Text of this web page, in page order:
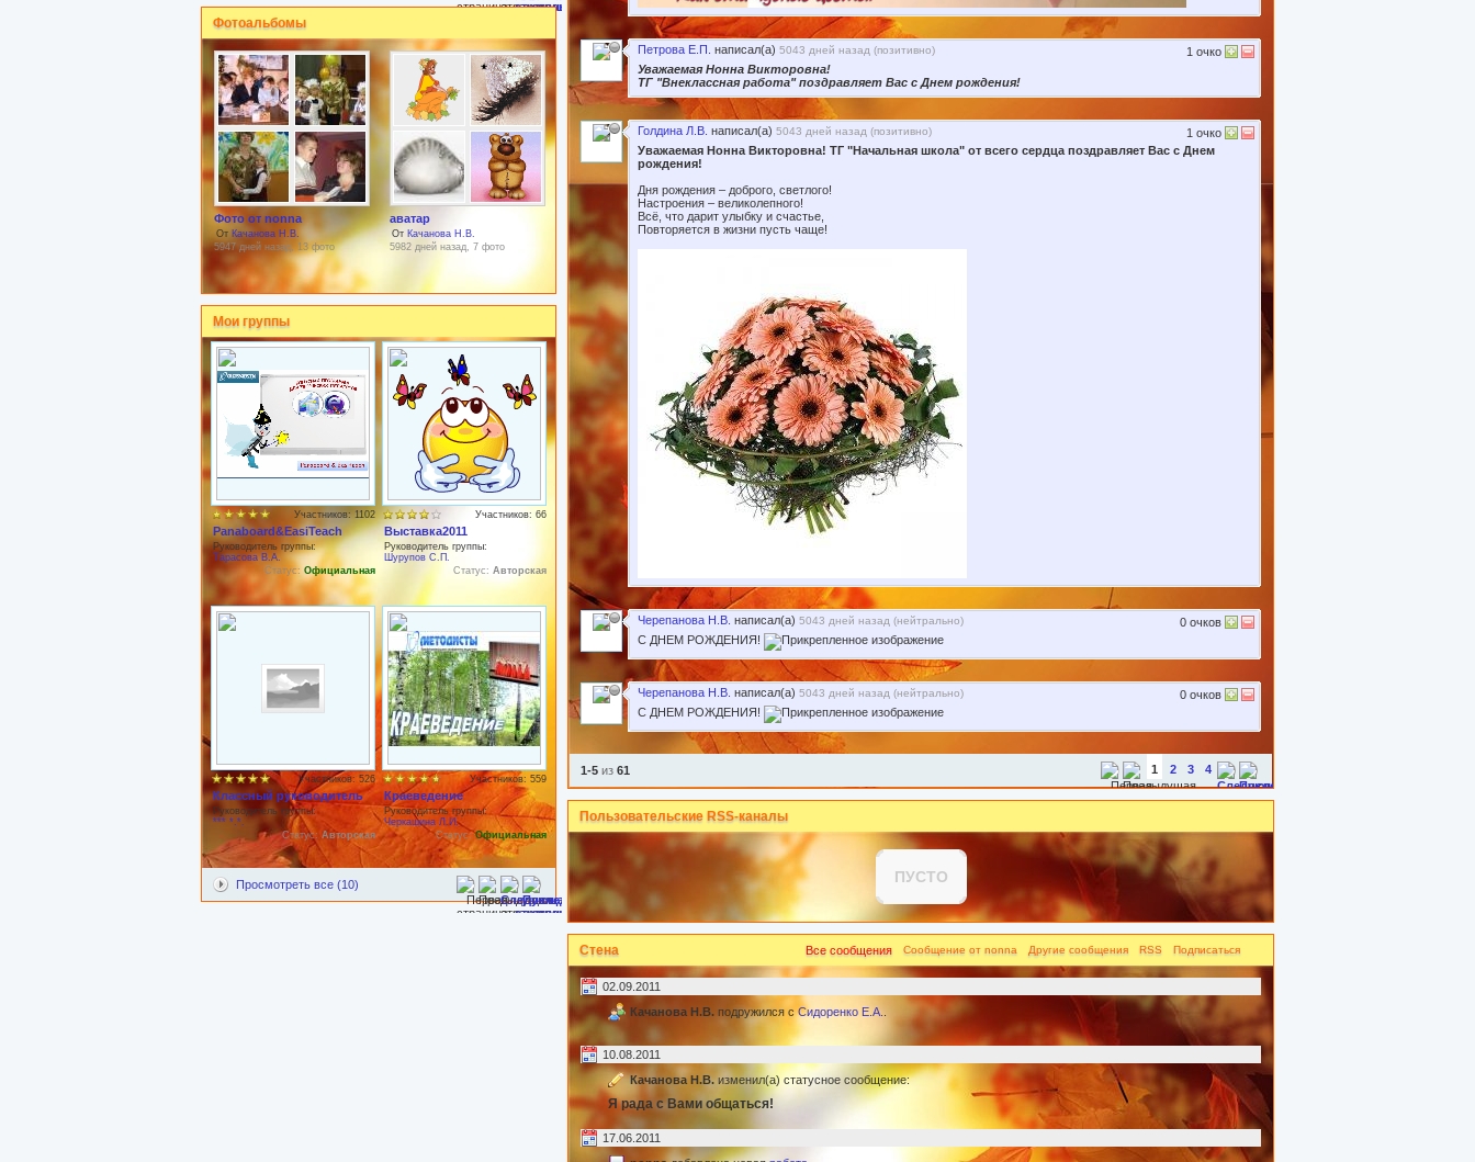
Фотоальбомы
Фото от nonna
От Качанова Н.В.
5947 дней назад, 13 фото
аватар
От Качанова Н.В.
5982 дней назад, 7 фото
Мои группы
Участников: 1102
Panaboard&EasiTeach
Руководитель группы:
Тарасова В.А.
Статус: Официальная
Участников: 66
Выставка2011
Руководитель группы:
Шурупов С.П.
Статус: Авторская
Участников: 526
Классный руководитель
Руководитель группы:
*** *.*.
Статус: Авторская
Участников: 559
Краеведение
Руководитель группы:
Черкашина Л.И.
Статус:Официальная
Просмотреть все (10)
Петрова Е.П. написал(а) 5043 дней назад (позитивно)
Уважаемая Нонна Викторовна!
ТГ "Внеклассная работа" поздравляет Вас с Днем рождения!
1 очко
Голдина Л.В. написал(а) 5043 дней назад (позитивно)
Уважаемая Нонна Викторовна! ТГ "Начальная школа" от всего сердца поздравляет Вас с Днем
рождения!
Дня рождения – доброго, светлого!
Настроения – великолепного!
Всё, что дарит улыбку и счастье,
Повторяется в жизни пусть чаще!
1 очко
Черепанова Н.В. написал(а) 5043 дней назад (нейтрально)
С ДНЕМ РОЖДЕНИЯ!
0 очков
Черепанова Н.В. написал(а) 5043 дней назад (нейтрально)
С ДНЕМ РОЖДЕНИЯ!
0 очков
1-5 из 61 1 2 3 4
Пользовательские RSS-каналы
ПУСТО
Стена Все сообщения Сообщение от nonna Другие сообщения RSS Подписаться
02.09.2011
Качанова Н.В. подружился сСидоренко Е.А.
10.08.2011
Качанова Н.В.изменил(а) статусное сообщение:
Я рада с Вами общаться!
17.06.2011